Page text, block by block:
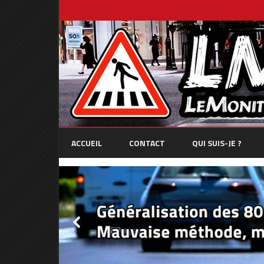
ACCUEIL CONTACT QUI SUIS-JE ?